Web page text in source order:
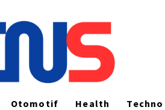
Otomotif Health Techno